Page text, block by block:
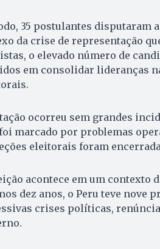
35 postulantes
da crise de representação
o elevado número de
em consolidar lideranças
ocorreu sem grandes
marcado por problemas
eleitorais foram
acontece em um
dez anos, o Peru teve nove
crises políticas,